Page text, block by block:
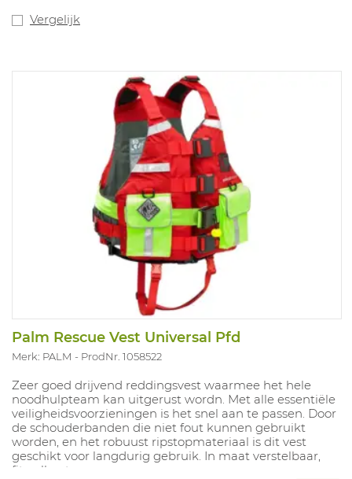
Vergelijk
Palm Rescue Vest Universal Pfd
Merk: PALM ProdNr. 1058522
Zeer goed drijvend reddingsvest waarmee het hele
noodhulpteam kan uitgerust wordn. Met alle essentiële
veiligheidsvoorzieningen is het snel aan te passen. Door
de schouderbanden die niet fout kunnen gebruikt
worden, en het robuust ripstopmateriaal is dit vest
geschikt voor langdurig gebruik. In maat verstelbaar,
fits-all ontwerp.